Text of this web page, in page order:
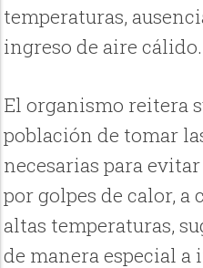
temperaturas,
ingreso de aire cálido.
El organismo reitera
población de tomar
necesarias para
por golpes de calor, a
altas temperaturas,
de manera especial a